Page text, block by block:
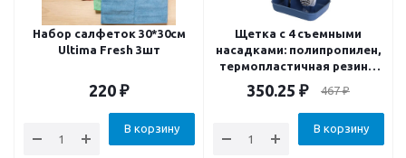
Набор салфеток 30*30см
Ultima Fresh 3шт
220 ₽
В корзину
Щетка с 4 съемными
насадками: полипропилен,
термопластичная резина,
поролон, нейлон
350.25 ₽ 467₽
В корзину